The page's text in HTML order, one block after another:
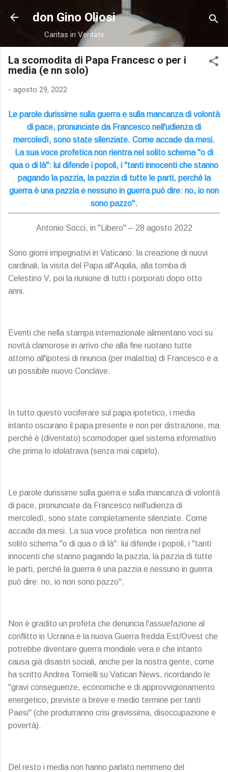
Passa ai contenuti principali
don Gino Oliosi
Caritas in Veritate
La scomodita di Papa Francesc o per i
media (e nn solo)
- agosto 29, 2022
Le parole durissime sulla guerra e sulla mancanza di volontà
di pace, pronunciate da Francesco nell'udienza di
mercoledì, sono state silenziate. Come accade da mesi.
La sua voce profetica non rientra nel solito schema "o di
qua o di là": lui difende i popoli, i "tanti innocenti che stanno
pagando la pazzia, la pazzia di tutte le parti, perché la
guerra è una pazzia e nessuno in guerra può dire: no, io non
sono pazzo".
Antonio Socci, in "Libero" – 28 agosto 2022
Sono giorni impegnativi in Vaticano: la creazione di nuovi
cardinali, la visita del Papa all'Aquila, alla tomba di
Celestino V, poi la riunione di tutti i porporati dopo otto
anni.
Eventi che nella stampa internazionale alimentano voci su
novità clamorose in arrivo che alla fine ruotano tutte
attorno all'ipotesi di rinuncia (per malattia) di Francesco e a
un possibile nuovo Conclave.
In tutto questo vociferare sul papa ipotetico, i media
intanto oscurano il papa presente e non per distrazione, ma
perché è (diventato) scomodoper quel sistema informativo
che prima lo idolatrava (senza mai capirlo).
Le parole durissime sulla guerra e sulla mancanza di volontà
di pace, pronunciate da Francesco nell'udienza di
mercoledì, sono state completamente silenziate. Come
accade da mesi. La sua voce profetica non rientra nel
solito schema "o di qua o di là": lui difende i popoli, i "tanti
innocenti che stanno pagando la pazzia, la pazzia di tutte
le parti, perché la guerra è una pazzia e nessuno in guerra
può dire: no, io non sono pazzo".
Non è gradito un profeta che denuncia l'assuefazione al
conflitto in Ucraina e la nuova Guerra fredda Est/Ovest che
potrebbe diventare guerra mondiale vera e che intanto
causa già disastri sociali, anche per la nostra gente, come
ha scritto Andrea Tornielli su Vatican News, ricordando le
"gravi conseguenze, economiche e di approvvigionamento
energetico, previste a breve e medio termine per tanti
Paesi" (che produrranno crisi gravissima, disoccupazione e
povertà).
Del resto i media non hanno parlato nemmeno del